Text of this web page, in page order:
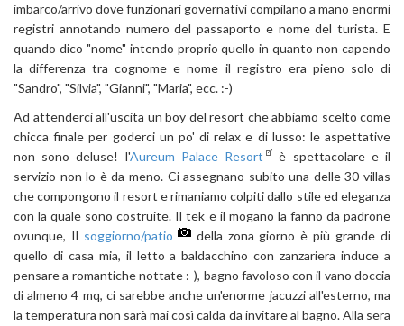
imbarco/arrivo dove funzionari governativi compilano a mano enormi
registri annotando numero del passaporto e nome del turista. E
quando dico "nome" intendo proprio quello in quanto non capendo
la differenza tra cognome e nome il registro era pieno solo di
"Sandro", "Silvia", "Gianni", "Maria", ecc. :-)
Ad attenderci all'uscita un boy del resort che abbiamo scelto come
chicca finale per goderci un po' di relax e di lusso: le aspettative
non sono deluse! l'Aureum Palace Resort
è spettacolare e il
servizio non lo è da meno. Ci assegnano subito una delle 30 villas
che compongono il resort e rimaniamo colpiti dallo stile ed eleganza
con la quale sono costruite. Il tek e il mogano la fanno da padrone
ovunque, Il soggiorno/patio
della zona giorno è più grande di
quello di casa mia, il letto a baldacchino con zanzariera induce a
pensare a romantiche nottate :-), bagno favoloso con il vano doccia
di almeno 4 mq, ci sarebbe anche un'enorme jacuzzi all'esterno, ma
la temperatura non sarà mai così calda da invitare al bagno. Alla sera